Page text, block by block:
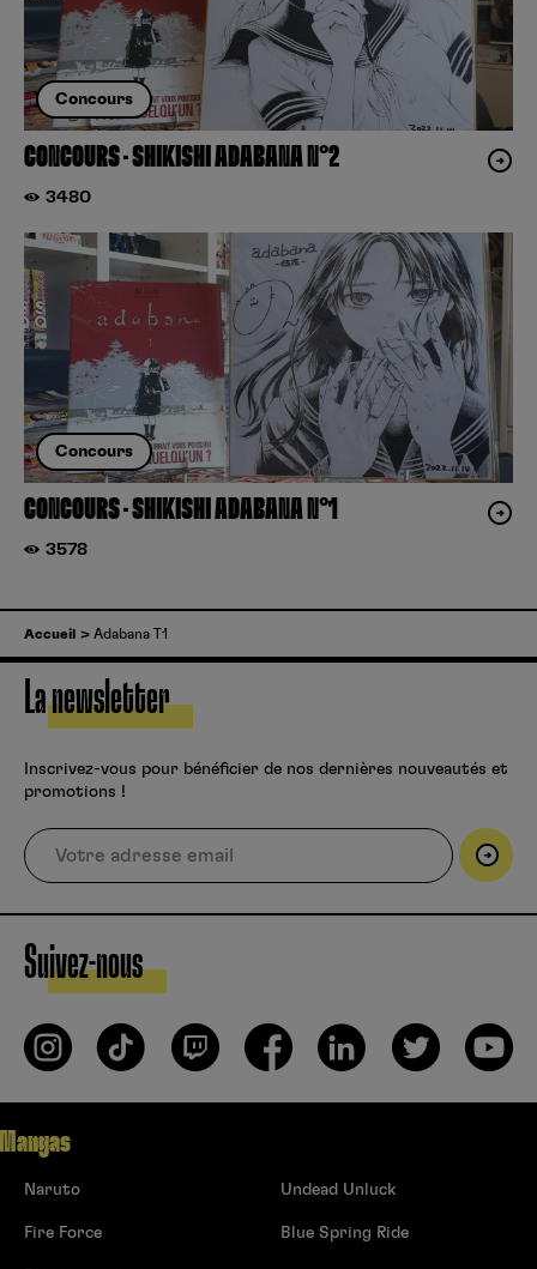
Concours
CONCOURS – SHIKISHI ADABANA N°2
3480
Concours
CONCOURS – SHIKISHI ADABANA N°1
3578
Accueil Adabana T1
La newsletter
Inscrivez-vous pour bénéficier de nos dernières nouveautés et
promotions !
Suivez-nous
Mangas
Naruto
Fire Force
Undead Unluck
Blue Spring Ride